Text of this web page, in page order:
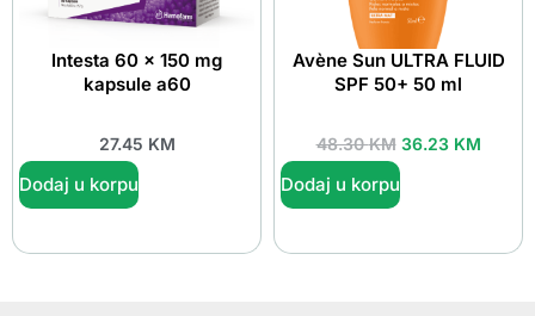
Intesta 60 x 150 mg
kapsule a60
27.45 KM
Dodaj u korpu
Avène Sun ULTRA FLUID
SPF 50+ 50 ml
48.30KM 36.23 KM
Dodaj u korpu